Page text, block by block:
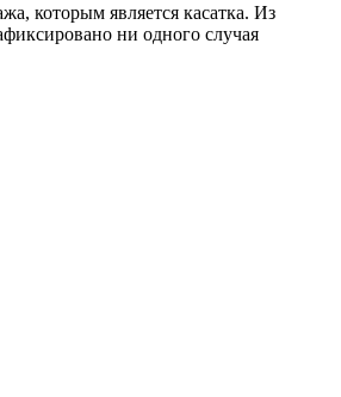
которым является касатка. Из
ни одного случая